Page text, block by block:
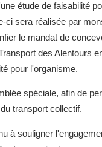
étude de faisabilité
sera réalisée par
le mandat de
des Alentours
pour l'organisme.
spéciale, afin de
transport collectif.
à souligner